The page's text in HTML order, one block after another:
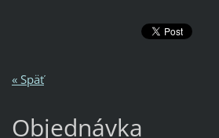
« Späť
Objednávka